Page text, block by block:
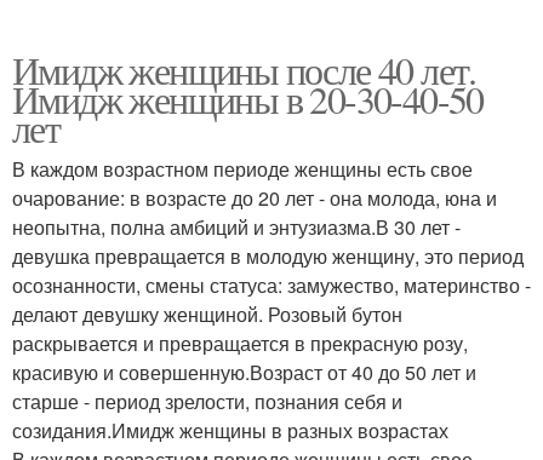
Имидж женщины после 40 лет.
Имидж женщины в 20-30-40-50
лет
В каждом возрастном периоде женщины есть свое
очарование: в возрасте до 20 лет - она молода, юна и
неопытна, полна амбиций и энтузиазма.В 30 лет -
девушка превращается в молодую женщину, это период
осознанности, смены статуса: замужество, материнство -
делают девушку женщиной. Розовый бутон
раскрывается и превращается в прекрасную розу,
красивую и совершенную.Возраст от 40 до 50 лет и
старше - период зрелости, познания себя и
созидания.Имидж женщины в разных возрастах